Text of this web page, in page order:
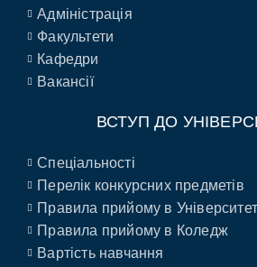
Адміністрація
Факультети
Кафедри
Вакансії
ВСТУП ДО
Спеціальності
Перелік конкурсних предметів
Правила прийому в Університет
Правила прийому в Коледж
Вартість навчання